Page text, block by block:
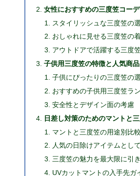
女性におすすめの三度笠コー
スタイリッシュな三度笠の
おしゃれに見せる三度笠の
アウトドアで活躍する三度
子供用三度笠の特徴と人気商品
子供にぴったりの三度笠の
おすすめの子供用三度笠ラ
安全性とデザイン面の考慮
日差し対策のためのマントと
マントと三度笠の用途別比較
人気の日除けアイテムとし
三度笠の魅力を最大限に引
UVカットマントの入手先ガ